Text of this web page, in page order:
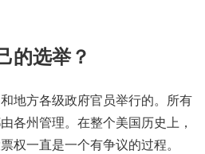
的选举？
地方各级政府官员举行的。所有
各州管理。在整个美国历史上，
权一直是一个有争议的过程。